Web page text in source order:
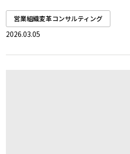
営業組織変革コンサルティング
2026.03.05